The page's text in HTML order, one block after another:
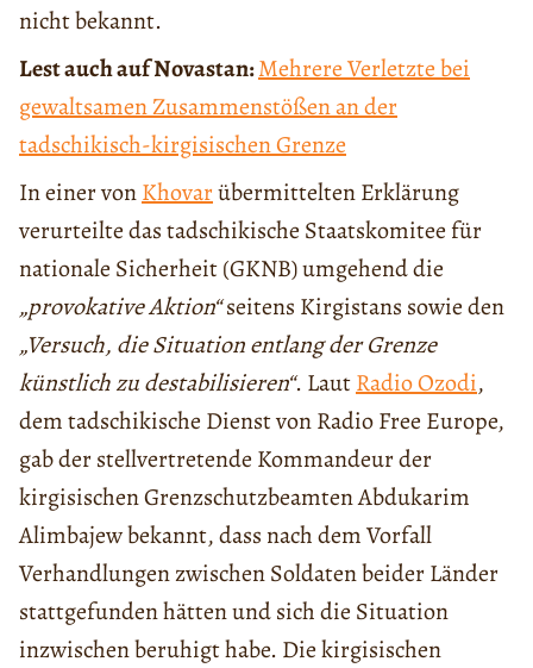
nicht bekannt.
Lest auch auf Novastan:Mehrere Verletzte bei
gewaltsamen Zusammenstößen an der
tadschikisch-kirgisischen Grenze
In einer vonKhovarübermittelten Erklärung
verurteilte das tadschikische Staatskomitee für
nationale Sicherheit (GKNB) umgehend die
„provokative Aktion“seitens Kirgistans sowie den
„Versuch, die Situation entlang der Grenze
künstlich zu destabilisieren“. LautRadio Ozodi,
dem tadschikische Dienst von Radio Free Europe,
gab der stellvertretende Kommandeur der
kirgisischen Grenzschutzbeamten Abdukarim
Alimbajew bekannt, dass nach dem Vorfall
Verhandlungen zwischen Soldaten beider Länder
stattgefunden hätten und sich die Situation
inzwischen beruhigt habe. Die kirgisischen